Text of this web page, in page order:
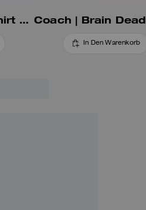
Candy 90's Fit T-Shirt Aus Bio-Baumwolle
In Den Warenkorb